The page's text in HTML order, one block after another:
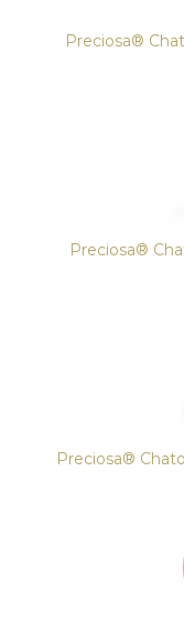
Preciosa®
Preciosa®
Preciosa®